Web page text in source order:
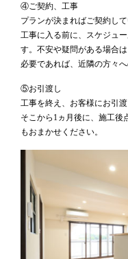
④ご契約、工事
プランが決まればご契約し
工事に入る前に、スケジュ
す。不安や疑問がある場合
必要であれば、近隣の方々
⑤お引渡し
工事を終え、お客様にお引渡
そこから1ヵ月後に、施工後
もおまかせください。